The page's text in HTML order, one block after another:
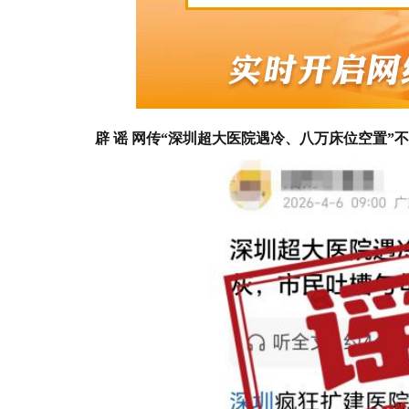
辟 谣 网传“深圳超大医院遇冷、八万床位空置”